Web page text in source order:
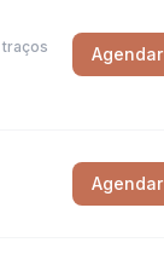
Agendar
Agendar